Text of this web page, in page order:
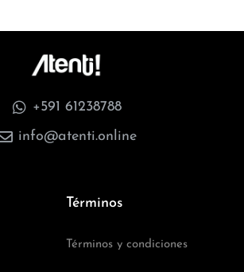
+591 61238788
info@atenti.online
Términos
Términos y condiciones